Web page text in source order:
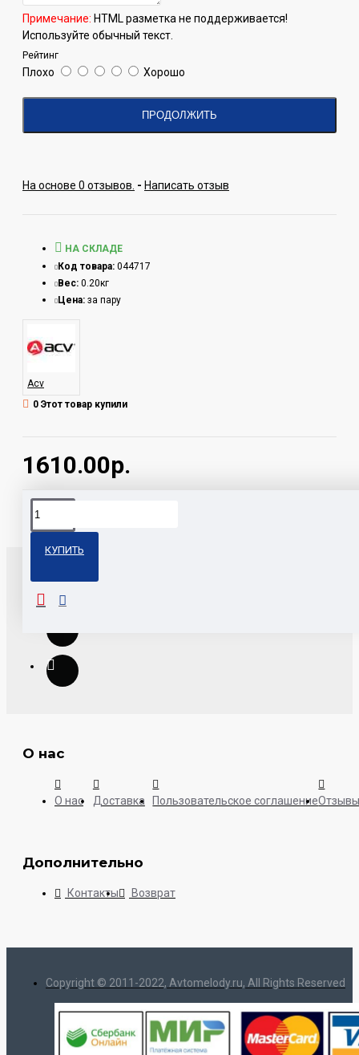
Примечание: HTML разметка не поддерживается!
Используйте обычный текст.
Рейтинг
Плохо Хорошо
ПРОДОЛЖИТЬ
На основе 0 отзывов. - Написать отзыв
1610.00р.
НА СКЛАДЕ
Код товара: 044717
Вес: 0.20кг
Цена: за пару
Acv
0 Этот товар купили
КУПИТЬ
Теги:
О нас
О нас Доставка Пользовательское соглашение
Дополнительно
Контакты Возврат
Copyright © 2011-2022, Avtomelody.ru, All Rights Reserved